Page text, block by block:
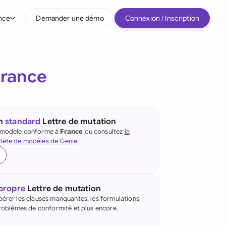
Entreprises intermédiaires
Tous les types d'entreprise
Demander une démo Connexion / Inscription
standard Lettre de mutation
conforme à France ou consultez la
de modèles de Genie.
Lettre de mutation
les clauses manquantes, les formulations
de conformité et plus encore.